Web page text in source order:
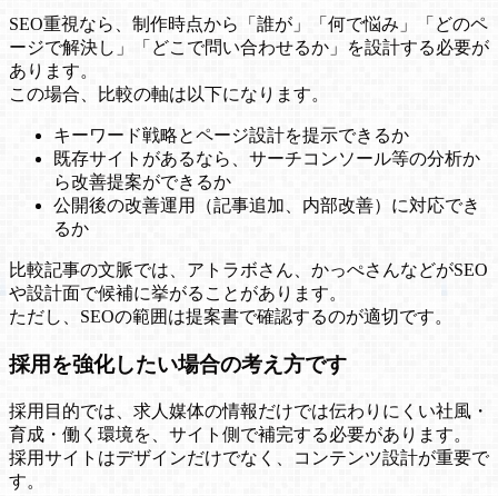
SEO重視なら、制作時点から「誰が」「何で悩み」「どのペ
ージで解決し」「どこで問い合わせるか」を設計する必要が
あります。
この場合、比較の軸は以下になります。
キーワード戦略とページ設計を提示できるか
既存サイトがあるなら、サーチコンソール等の分析か
ら改善提案ができるか
公開後の改善運用（記事追加、内部改善）に対応でき
るか
比較記事の文脈では、アトラボさん、かっぺさんなどがSEO
や設計面で候補に挙がることがあります。
ただし、SEOの範囲は提案書で確認するのが適切です。
採用を強化したい場合の考え方です
採用目的では、求人媒体の情報だけでは伝わりにくい社風・
育成・働く環境を、サイト側で補完する必要があります。
採用サイトはデザインだけでなく、コンテンツ設計が重要で
す。